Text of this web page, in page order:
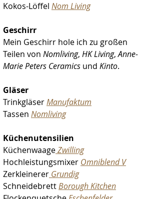
Kokos-Löffel Nom Living
Geschirr
Mein Geschirr hole ich zu großen
Teilen von Nomliving, HK Living, Anne-
Marie Peters Ceramics und Kinto.
Gläser
Trinkgläser Manufaktum
Tassen Nomliving
Küchenutensilien
KüchenwaageZwilling
Hochleistungsmixer Omniblend V
Zerkleinerer Grundig
SchneidebrettBorough Kitchen